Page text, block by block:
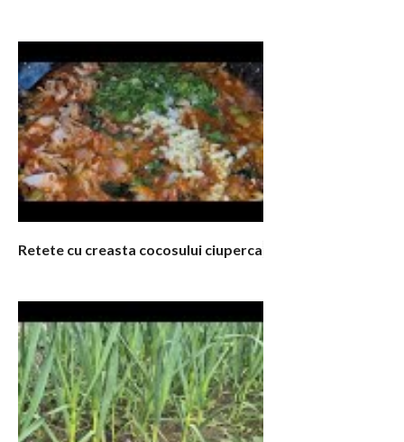
Retete cu creasta cocosului ciuperca